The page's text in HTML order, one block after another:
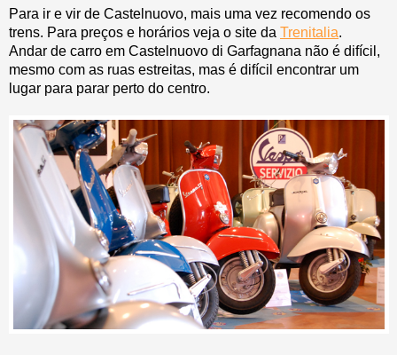
Para ir e vir de Castelnuovo, mais uma vez recomendo os
trens. Para preços e horários veja o site da Trenitalia.
Andar de carro em Castelnuovo di Garfagnana não é difícil,
mesmo com as ruas estreitas, mas é difícil encontrar um
lugar para parar perto do centro.